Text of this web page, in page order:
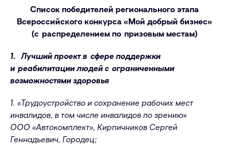
Список победителей регионального этапа
Всероссийского конкурса «Мой добрый бизнес»
(с распределением по призовым местам)
1. Лучший проект в сфере поддержки
и реабилитации людей с ограниченными
возможностями здоровья
1. «Трудоустройство и сохранение рабочих мест
инвалидов, в том числе инвалидов по зрению»
ООО «Автокомплект», Кирпичников Сергей
Геннадьевич, Городец;